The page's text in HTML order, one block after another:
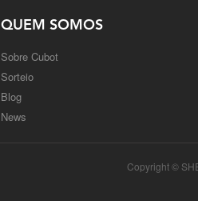
QUEM SOMOS
Sobre Cubot
Sorteio
Blog
News
Copyright ©